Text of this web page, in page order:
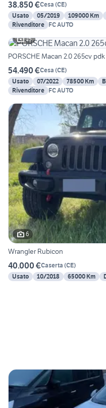
38.850 €Cesa (CE)
Usato
05/2019 109000 Km
Rivenditore FC AUTO
15
PORSCHE Macan 2.0 265cv pdk
54.490 €Cesa (CE)
Usato
07/2022 78500 Km
Rivenditore FC AUTO
6
Wrangler Rubicon
40.000 €Caserta (CE)
Usato
10/2018 65000 Km